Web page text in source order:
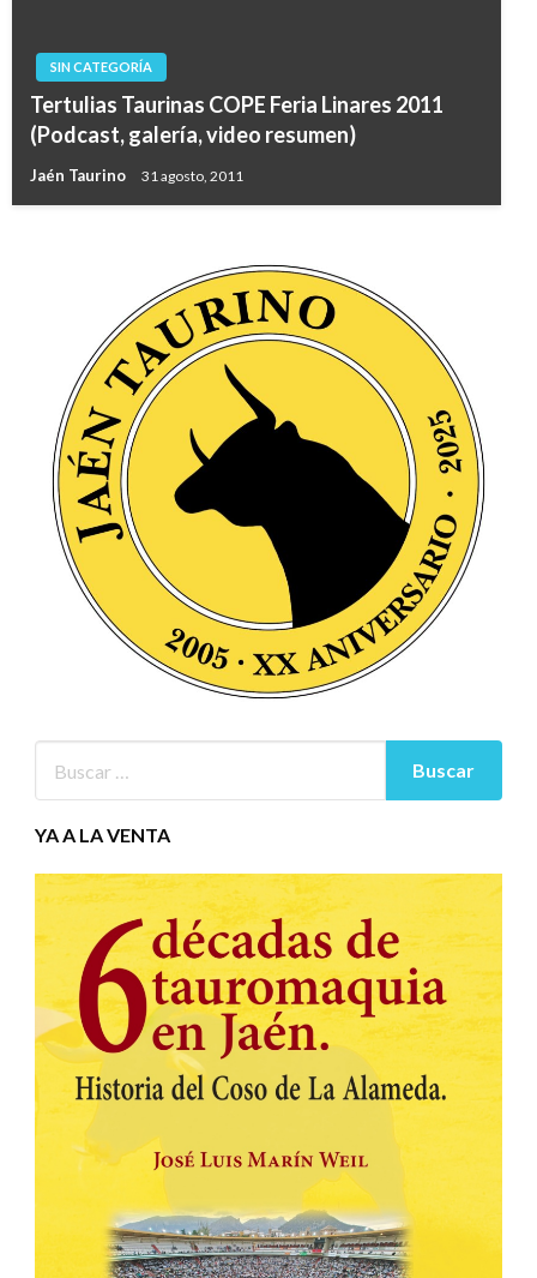
SIN CATEGORÍA
Tertulias Taurinas COPE Feria Linares 2011
(Podcast, galería, video resumen)
Jaén Taurino 31 agosto, 2011
YA A LA VENTA